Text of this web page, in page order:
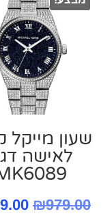
שעון מייקל
‏לאישה
₪979.00